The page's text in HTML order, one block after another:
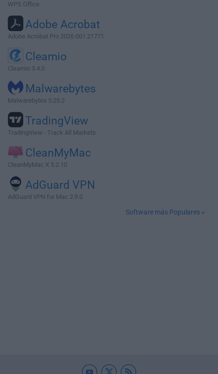
WPS Office
Adobe Acrobat
Adobe Acrobat Pro 2026.001.21771
Cleamio
Cleamio 3.4.0
Malwarebytes
Malwarebytes 5.25.2
TradingView
TradingView - Track All Markets
CleanMyMac
CleanMyMac X 5.2.10
AdGuard VPN
AdGuard VPN for Mac 2.9.0
Software más Populares »